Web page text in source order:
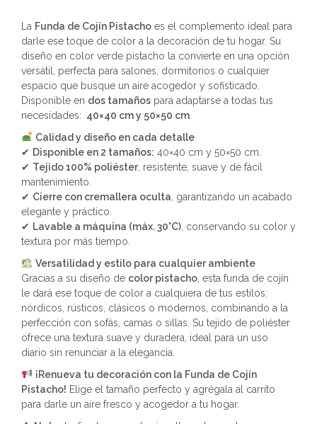
La Funda de Cojín Pistacho es el complemento ideal para
darle ese toque de color a la decoración de tu hogar. Su
diseño en color verde pistacho la convierte en una opción
versátil, perfecta para salones, dormitorios o cualquier
espacio que busque un aire acogedor y sofisticado.
Disponible en dos tamaños para adaptarse a todas tus
necesidades: 40×40 cm y 50×50 cm
Calidad y diseño en cada detalle
✔ Disponible en 2 tamaños: 40×40 cm y 50×50 cm.
✔ Tejido 100% poliéster, resistente, suave y de fácil
mantenimiento.
✔ Cierre con cremallera oculta , garantizando un acabado
elegante y práctico.
✔ Lavable a máquina (máx. 30°C) , conservando su color y
textura por más tiempo.
Versatilidad y estilo para cualquier ambiente
Gracias a su diseño de color pistacho , esta funda de cojín
le dará ese toque de color a cualquiera de tus estilos:
nórdicos, rústicos, clásicos o modernos, combinando a la
perfección con sofás, camas o sillas. Su tejido de poliéster
ofrece una textura suave y duradera, ideal para un uso
diario sin renunciar a la elegancia.
¡Renueva tu decoración con la Funda de Cojín
Pistacho! Elige el tamaño perfecto y agrégala al carrito
para darle un aire fresco y acogedor a tu hogar.